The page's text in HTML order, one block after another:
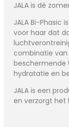
JALA is dé
JALA Bi-Phasic
voor haar dat
combinatie van
beschermende
hydratatie en
JALA is een
en verzorgt het